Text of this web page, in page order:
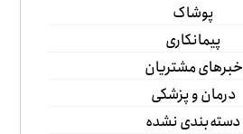
پوشاک
پیمانکاری
خبرهای مشتریان
درمان و پزشکی
دسته‌بندی نشده